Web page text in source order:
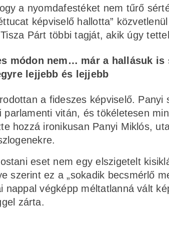
a nyomdafestéket nem tűrő
képviselő hallotta”
Párt többi tagját, akik úgy
módon nem… már a hallásuk
lejjebb és lejjebb
a fideszes képviselő.
vitán, és tökéletesen
hozzá ironikusan Panyi Miklós,
eset nem egy elszigetelt
szerint ez a „sokadik becsmérlő
nappal végképp méltatlanná vált
zárta.